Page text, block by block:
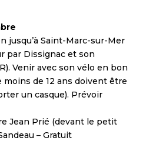
jusqu’à Saint-Marc-sur-Mer
par Dissignac et son
Venir avec son vélo en bon
de 12 ans doivent être
un casque). Prévoir
Jean Prié (devant le petit
– Gratuit